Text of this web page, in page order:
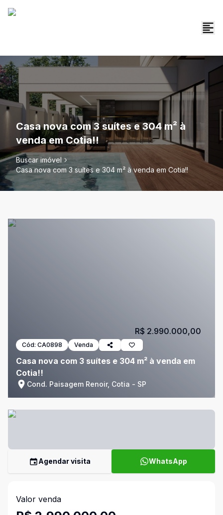
Casa nova com 3 suítes e 304 m² à
venda em Cotia!!
Buscar imóvel
Casa nova com 3 suítes e 304 m² à venda em Cotia!!
Cód: CA0898 Venda
Casa nova com 3 suítes e 304 m² à venda em
Cotia!!
Cond. Paisagem Renoir, Cotia - SP
R$ 2.990.000,00
Agendar visita WhatsApp
Valor venda